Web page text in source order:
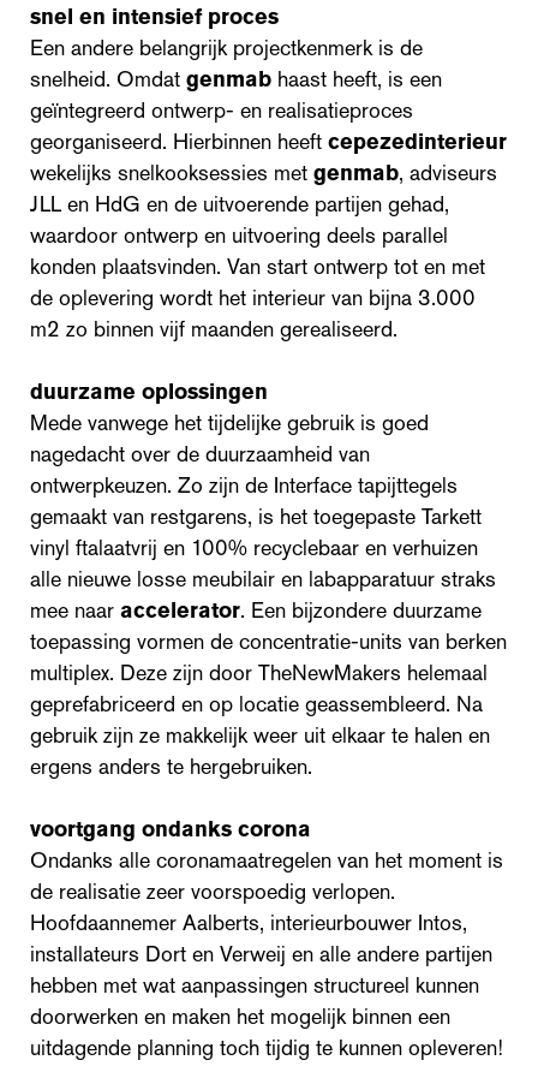
snel en intensief proces
Een andere belangrijk projectkenmerk is de
snelheid. Omdat genmab haast heeft, is een
geïntegreerd ontwerp- en realisatieproces
georganiseerd. Hierbinnen heeft cepezedinterieur
wekelijks snelkooksessies met genmab, adviseurs
JLL en HdG en de uitvoerende partijen gehad,
waardoor ontwerp en uitvoering deels parallel
konden plaatsvinden. Van start ontwerp tot en met
de oplevering wordt het interieur van bijna 3.000
m2 zo binnen vijf maanden gerealiseerd.
duurzame oplossingen
Mede vanwege het tijdelijke gebruik is goed
nagedacht over de duurzaamheid van
ontwerpkeuzen. Zo zijn de Interface tapijttegels
gemaakt van restgarens, is het toegepaste Tarkett
vinyl ftalaatvrij en 100% recyclebaar en verhuizen
alle nieuwe losse meubilair en labapparatuur straks
mee naar accelerator. Een bijzondere duurzame
toepassing vormen de concentratie-units van berken
multiplex. Deze zijn door TheNewMakers helemaal
geprefabriceerd en op locatie geassembleerd. Na
gebruik zijn ze makkelijk weer uit elkaar te halen en
ergens anders te hergebruiken.
voortgang ondanks corona
Ondanks alle coronamaatregelen van het moment is
de realisatie zeer voorspoedig verlopen.
Hoofdaannemer Aalberts, interieurbouwer Intos,
installateurs Dort en Verweij en alle andere partijen
hebben met wat aanpassingen structureel kunnen
doorwerken en maken het mogelijk binnen een
uitdagende planning toch tijdig te kunnen opleveren!